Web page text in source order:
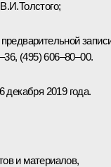
(495) 606–80–00.
декабря 2019 года.
и материалов,